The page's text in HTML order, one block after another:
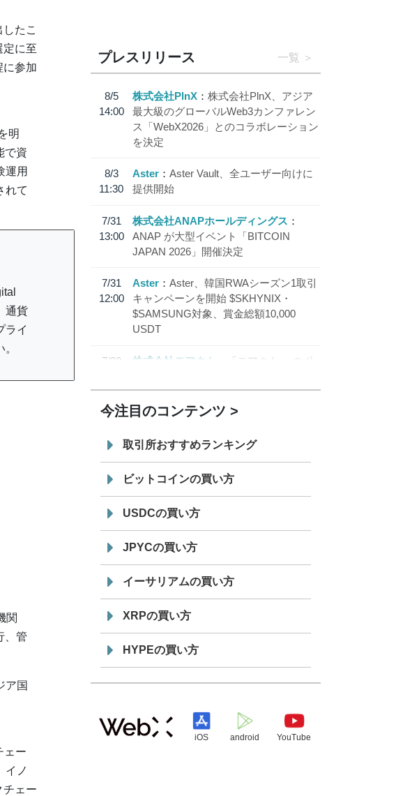
たこ
定に至
に参加
明
で資
運用
れて
通貨
ライ
関
、管
ア国
ェー
イノ
チェー
プレスリリース 一覧
8/5
14:00
株式会社PlnX
株式会社PlnX、アジア
最大級のグローバルWeb3カンファレン
ス「WebX2026」とのコラボレーション
を決定
8/3
11:30
Aster
Aster Vault、全ユーザー向けに
提供開始
7/31
13:00
株式会社ANAPホールディングス
ANAP が大型イベント「BITCOIN
JAPAN 2026」開催決定
7/31
12:00
Aster
Aster、韓国RWAシーズン1取引
キャンペーンを開始 $SKHYNIX・
$SAMSUNG対象、賞金総額10,000
USDT
7/30
株式会社モアクト
「モアクト」 のポ
「 JPYC」を追加
19:30
てステーブルコイン「JPYSC」徹底解
説セミナーを開催
今注目のコンテンツ
取引所おすすめランキング
ビットコインの買い方
USDCの買い方
JPYCの買い方
イーサリアムの買い方
XRPの買い方
HYPEの買い方
iOS android YouTube